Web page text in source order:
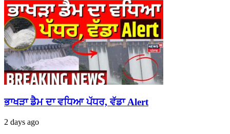
ਭਾਖੜਾ ਡੈਮ ਦਾ ਵਧਿਆ ਪੱਧਰ, ਵੱਡਾ Alert
2 days ago